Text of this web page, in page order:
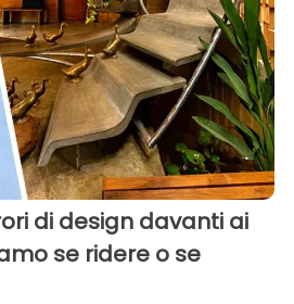
di design davanti ai
se ridere o se